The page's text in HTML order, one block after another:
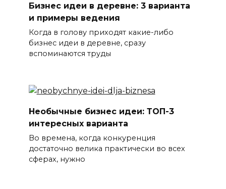
Бизнес идеи в деревне: 3 варианта
и примеры ведения
Когда в голову приходят какие-либо
бизнес идеи в деревне, сразу
вспоминаются труды
Необычные бизнес идеи: ТОП-3
интересных варианта
Во времена, когда конкуренция
достаточно велика практически во всех
сферах, нужно